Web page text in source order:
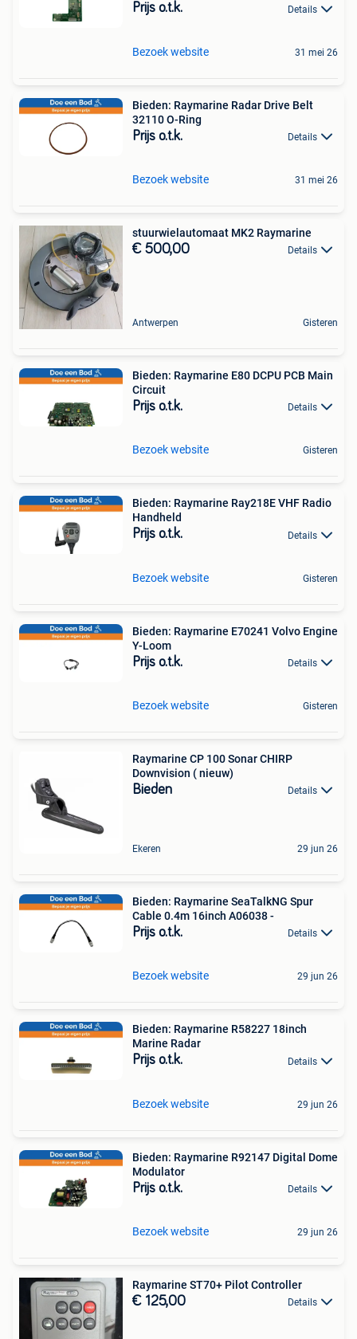
Prijs o.t.k. Details
Bezoek website 31 mei 26
Bieden: Raymarine Radar Drive Belt
32110 O-Ring
Prijs o.t.k. Details
Bezoek website 31 mei 26
stuurwielautomaat MK2 Raymarine
€ 500,00 Details
Antwerpen Gisteren
Bieden: Raymarine E80 DCPU PCB Main
Circuit
Prijs o.t.k. Details
Bezoek website Gisteren
Bieden: Raymarine Ray218E VHF Radio
Handheld
Prijs o.t.k. Details
Bezoek website Gisteren
Bieden: Raymarine E70241 Volvo Engine
Y-Loom
Prijs o.t.k. Details
Bezoek website Gisteren
Raymarine CP 100 Sonar CHIRP
Downvision ( nieuw)
Bieden Details
Ekeren 29 jun 26
Bieden: Raymarine SeaTalkNG Spur
Cable 0.4m 16inch A06038 -
Prijs o.t.k. Details
Bezoek website 29 jun 26
Bieden: Raymarine R58227 18inch
Marine Radar
Prijs o.t.k. Details
Bezoek website 29 jun 26
Bieden: Raymarine R92147 Digital Dome
Modulator
Prijs o.t.k. Details
Bezoek website 29 jun 26
Raymarine ST70+ Pilot Controller
€ 125,00 Details